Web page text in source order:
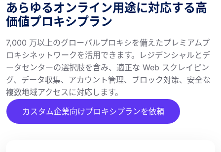
あらゆるオンライン用途に対応する高
価値プロキシプラン
7,000 万以上のグローバルプロキシを備えたプレミアムプ
ロキシネットワークを活用できます。レジデンシャルとデ
ータセンターの選択肢を含み、適正な Web スクレイピン
グ、データ収集、アカウント管理、ブロック対策、安全な
複数地域アクセスに対応します。
カスタム企業向けプロキシプランを依頼